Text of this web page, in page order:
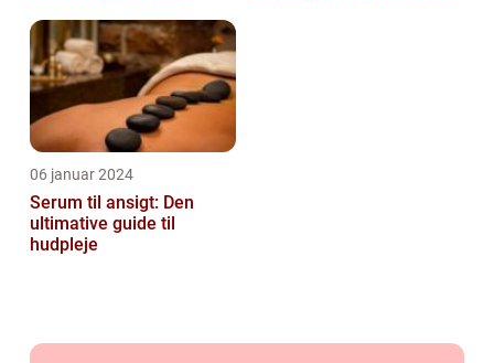
06 januar 2024
Serum til ansigt: Den
ultimative guide til
hudpleje